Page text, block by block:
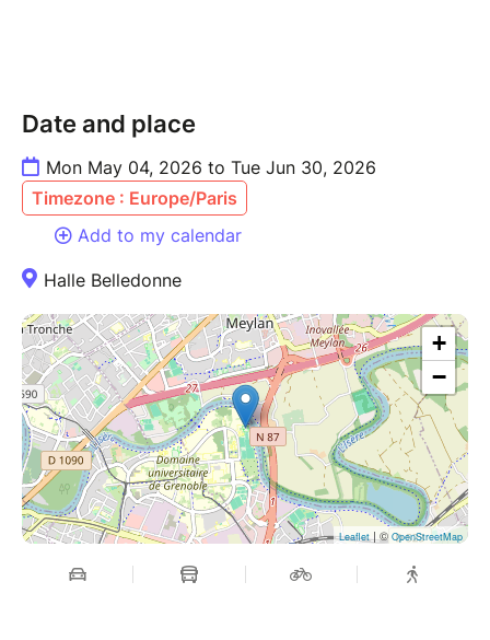
Date and place
Mon May 04, 2026 to Tue Jun 30, 2026
Timezone : Europe/Paris
Add to my calendar
Halle Belledonne
+
−
Leaflet | © OpenStreetMap